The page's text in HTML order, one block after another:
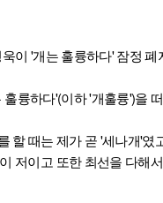
이 '개는 훌륭하다' 잠정
륭하다'(이하 '개훌륭')을
할 때는 제가 곧 '세나개'
저이고 또한 최선을 다해